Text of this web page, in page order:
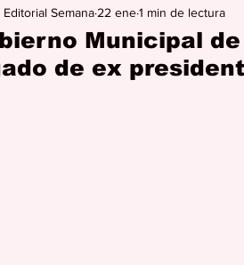
Municipal
de ex
Editorial Semana 22 ene1 min de lectura